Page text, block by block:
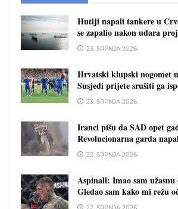
Hutiji napali tankere u
se zapalio nakon udara
23. SRPNJA 2026.
Hrvatski klupski nogomet
Susjedi prijete srušiti ga
23. SRPNJA 2026.
Iranci pišu da SAD opet
Revolucionarna garda
22. SRPNJA 2026.
Aspinall: Imao sam
Gledao sam kako mi režu